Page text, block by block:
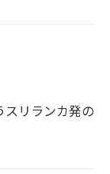
リランカ発の